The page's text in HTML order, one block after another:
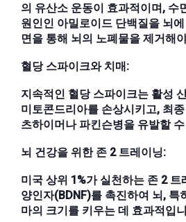
의 유산소 운동이 효과적이며, 수
원인인 아밀로이드 단백질을 뇌
면을 통해 뇌의 노폐물을 제거해
혈당 스파이크와 치매:
지속적인 혈당 스파이크는 활성
미토콘드리아를 손상시키고, 최
츠하이머나 파킨슨병을 유발할
뇌 건강을 위한 존 2 트레이닝:
미국 상위 1%가 실천하는 존 2
양인자(BDNF)를 촉진하여 뇌, 특
마의 크기를 키우는 데 효과적입